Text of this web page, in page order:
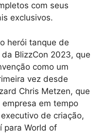
com seus
exclusivos.
herói tanque de
BlizzCon 2023, que
como um
vez desde
Chris Metzen, que
em tempo
de criação,
para World of